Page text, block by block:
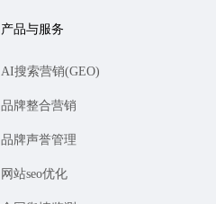
产品与服务
AI搜索营销(GEO)
品牌整合营销
品牌声誉管理
网站seo优化